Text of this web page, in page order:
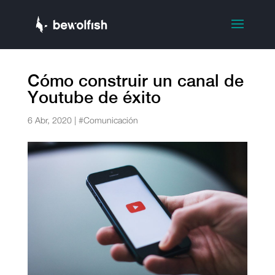
Cómo construir un canal de
Youtube de éxito
6 Abr, 2020| #Comunicación